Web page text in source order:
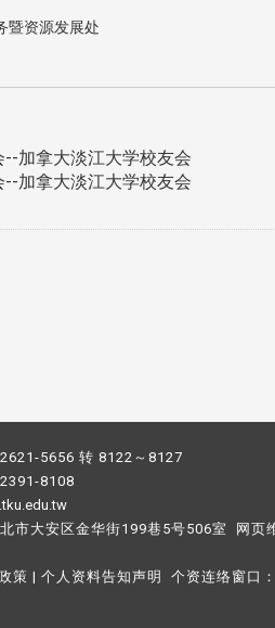
暨资源发展处
加拿大淡江大学校友会
加拿大淡江大学校友会
5656 转 8122～8127
8108
市大安区金华街199巷5号506室 网页
策 | 个人资料告知声明 个资连络窗口：